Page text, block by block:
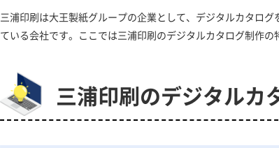
三浦印刷は大王製紙グループの企業として、デジタルカタロ
ている会社です。ここでは三浦印刷のデジタルカタログ制作の
三浦印刷のデジタルカ